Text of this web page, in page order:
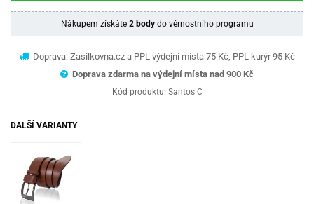
Nákupem získáte 2 bodydo věrnostního programu
Doprava: Zasilkovna.cz a PPL výdejní místa 75 Kč, PPL kurýr 95 Kč
Doprava zdarma na výdejní místa nad 900 Kč
Kód produktu: Santos C
DALŠÍ VARIANTY